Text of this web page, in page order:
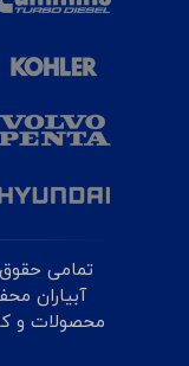
تمامی
آبیاران
محصولات و